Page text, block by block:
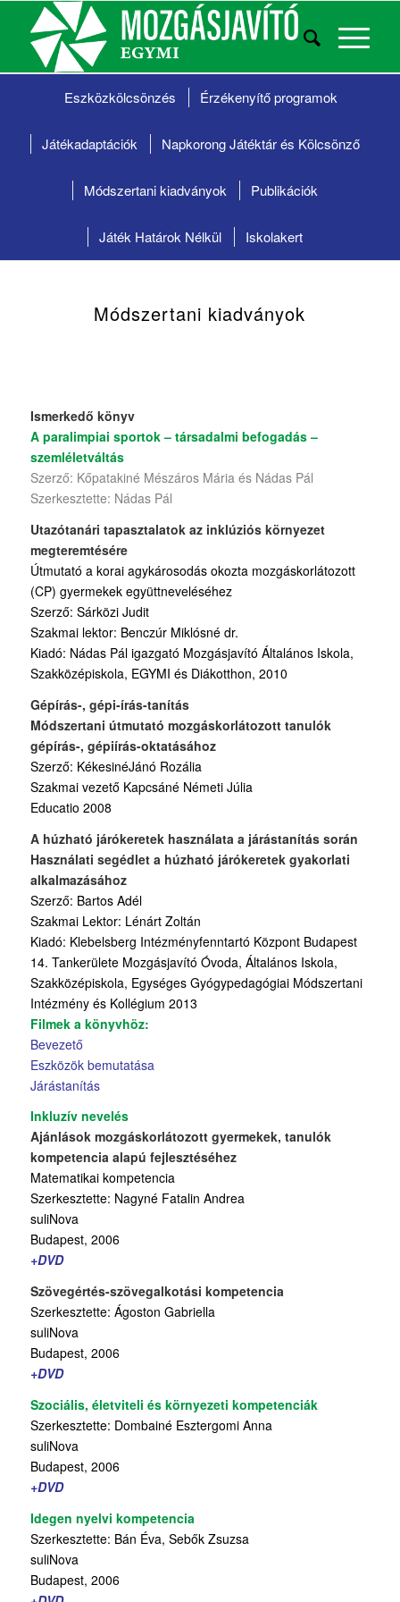
Eszközkölcsönzés Érzékenyítő programok
Játékadaptációk Napkorong Játéktár és Kölcsönző
Módszertani kiadványok Publikációk
Játék Határok Nélkül Iskolakert
Módszertani kiadványok
Ismerkedő könyv
A paralimpiai sportok – társadalmi befogadás –
szemléletváltás
Szerző: Kőpatakiné Mészáros Mária és Nádas Pál
Szerkesztette: Nádas Pál
Utazótanári tapasztalatok az inklúziós környezet
megteremtésére
Útmutató a korai agykárosodás okozta mozgáskorlátozott
(CP) gyermekek együttneveléséhez
Szerző: Sárközi Judit
Szakmai lektor: Benczúr Miklósné dr.
Kiadó: Nádas Pál igazgató Mozgásjavító Általános Iskola,
Szakközépiskola, EGYMI és Diákotthon, 2010
Gépírás-, gépi-írás-tanítás
Módszertani útmutató mozgáskorlátozott tanulók
gépírás-, gépiírás-oktatásához
Szerző: KékesinéJánó Rozália
Szakmai vezető Kapcsáné Németi Júlia
Educatio 2008
A húzható járókeretek használata a járástanítás során
Használati segédlet a húzható járókeretek gyakorlati
alkalmazásához
Szerző: Bartos Adél
Szakmai Lektor: Lénárt Zoltán
Kiadó: Klebelsberg Intézményfenntartó Központ Budapest
14. Tankerülete Mozgásjavító Óvoda, Általános Iskola,
Szakközépiskola, Egységes Gyógypedagógiai Módszertani
Intézmény és Kollégium 2013
Filmek a könyvhöz:
Bevezető
Eszközök bemutatása
Járástanítás
Inkluzív nevelés
Ajánlások mozgáskorlátozott gyermekek, tanulók
kompetencia alapú fejlesztéséhez
Matematikai kompetencia
Szerkesztette: Nagyné Fatalin Andrea
suliNova
Budapest, 2006
+DVD
Szövegértés-szövegalkotási kompetencia
Szerkesztette: Ágoston Gabriella
suliNova
Budapest, 2006
+DVD
Szociális, életviteli és környezeti kompetenciák
Szerkesztette: Dombainé Esztergomi Anna
suliNova
Budapest, 2006
+DVD
Idegen nyelvi kompetencia
Szerkesztette: Bán Éva, Sebők Zsuzsa
suliNova
Budapest, 2006